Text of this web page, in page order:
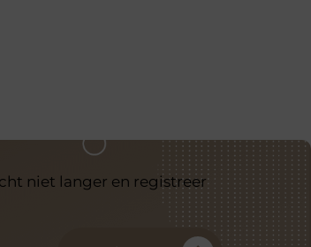
niet langer en registreer